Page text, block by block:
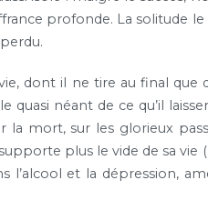
profonde. La solitude le
dont il ne tire au final que
quasi néant de ce qu’il
mort, sur les glorieux
plus le vide de sa vie
l’alcool et la dépression,